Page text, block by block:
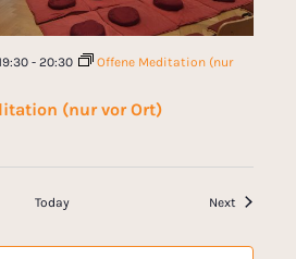
(nur vor Ort)
- 20:30
Offene Meditation (nur
Today Next Events